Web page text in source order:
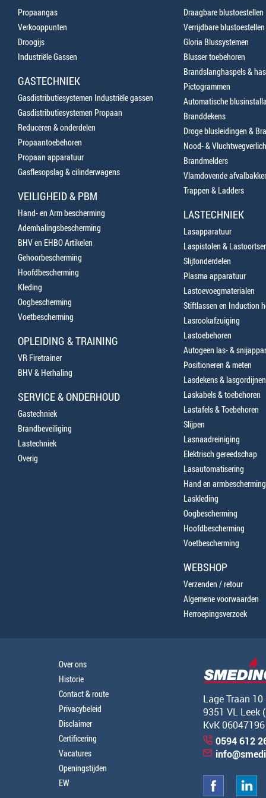
Propaangas
Verkooppunten
Droogijs
Industriële Gassen
GASTECHNIEK
Gasdistributiesystemen Industriële gassen
Gasdistributiesystemen Propaan
Reduceren & onderdelen
Propaantoebehoren
Propaan apparatuur
Gasflesopslag & cilinderwagens
VEILIGHEID & PBM
Hand- en Arm bescherming
Ademhalingsbescherming
BHV en EHBO Artikelen
Gehoorbescherming
Hoofdbescherming
Kleding
Oogbescherming
Voetbescherming
OPLEIDING & TRAINING
VR Firetrainer
BHV & Herhaling
SERVICE & ONDERHOUD
Gastechniek
Brandbeveiliging
Lastechniek
Overig
Draagbare blustoestellen
Verrijdbare blustoestellen
Gloria Blussystemen
Blusser toebehoren
Brandslanghaspels &
Pictogrammen
Automatische
Branddekens
Droge blusleidingen &
Nood- &
Brandmelders
Vlamdovende
Trappen & Ladders
LASTECHNIEK
Lasapparatuur
Laspistolen &
Slijtonderdelen
Plasma apparatuur
Lastoevoegmaterialen
Stiftlassen en Induction
Lasrookafzuiging
Lastoebehoren
Autogeen las- &
Positioneren & meten
Lasdekens & lasgordijnen
Laskabels & toebehoren
Lastafels & Toebehoren
Slijpen
Lasnaadreiniging
Elektrisch gereedschap
Lasautomatisering
Hand en armbescherming
Laskleding
Oogbescherming
Hoofdbescherming
Voetbescherming
WEBSHOP
Verzenden / retour
Algemene voorwaarden
Herroepingsverzoek
Over ons
Historie
Contact & route
Privacybeleid
Disclaimer
Certificering
Vacatures
Openingstijden
EW
Lage Traan 10
9351 VL Leek
KvK 06047196
0594 612